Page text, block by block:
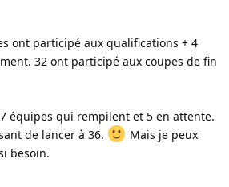
ont participé aux qualifications + 4
32 ont participé aux coupes de fin
équipes qui rempilent et 5 en attente.
de lancer à 36.
Mais je peux
besoin.